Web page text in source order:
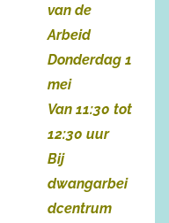
van de
Arbeid
Donderdag 1
mei
Van 11:30 tot
12:30 uur
Bij
dwangarbei
dcentrum